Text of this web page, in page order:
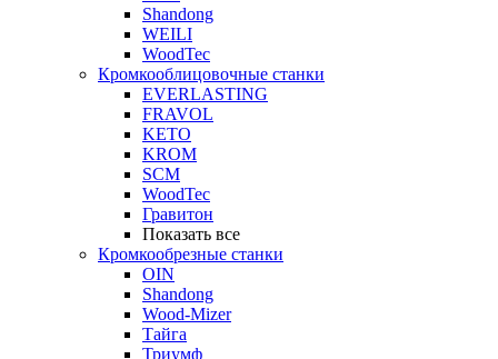
Shandong
WEILI
WoodTec
Кромкооблицовочные станки
EVERLASTING
FRAVOL
KETO
KROM
SCM
WoodTec
Гравитон
Показать все
Кромкообрезные станки
OIN
Shandong
Wood-Mizer
Тайга
Триумф